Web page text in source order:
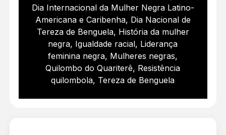
Dia Internacional da Mulher Negra Latino-
Americana e Caribenha, Dia Nacional de
Tereza de Benguela, História da mulher
negra, Igualdade racial, Liderança
feminina negra, Mulheres negras,
Quilombo do Quariterê, Resistência
quilombola, Tereza de Benguela